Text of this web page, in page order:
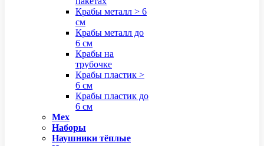
Крабы металл > 6
см
Крабы металл до
6 см
Крабы на
трубочке
Крабы пластик >
6 см
Крабы пластик до
6 см
Мех
Наборы
Наушники тёплые